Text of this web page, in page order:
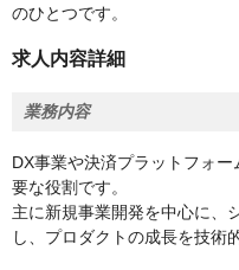
のひとつです。
求人内容詳細
業務内容
DX事業や決済プラットフォ
要な役割です。
主に新規事業開発を中心に、
し、プロダクトの成長を技術